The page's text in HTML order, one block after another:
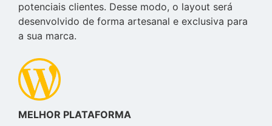
potenciais clientes. Desse modo, o layout será
desenvolvido de forma artesanal e exclusiva para
a sua marca.
MELHOR PLATAFORMA